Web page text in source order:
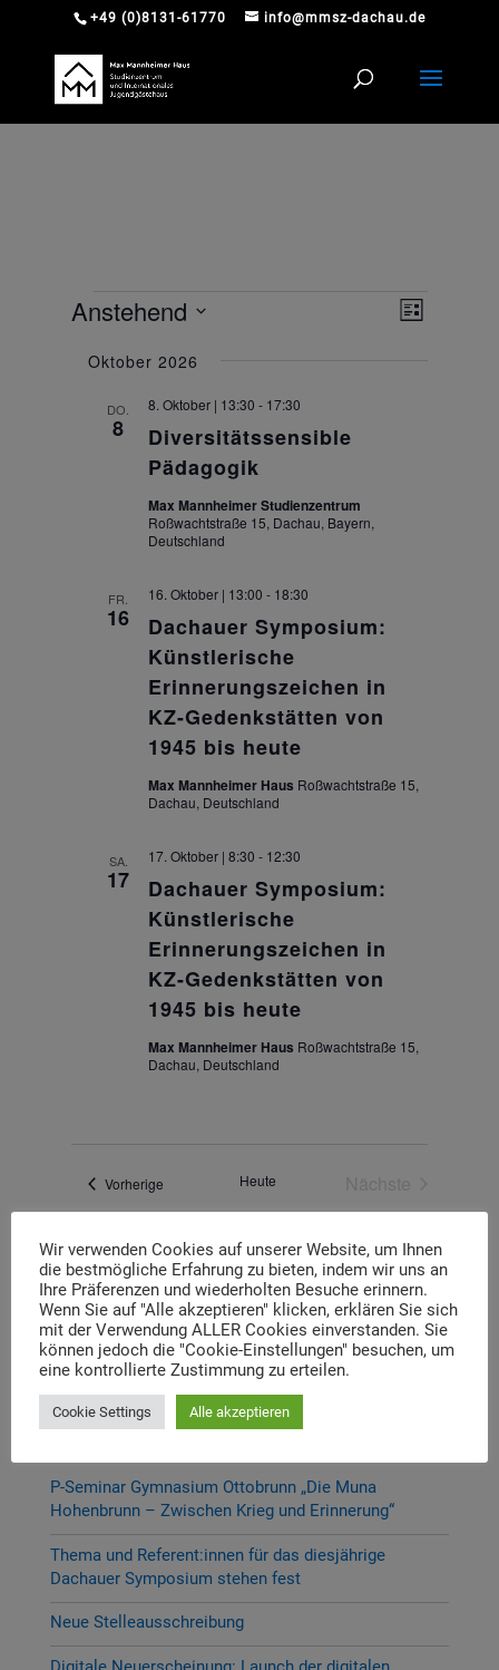
+49 (0)8131-61770 info@mmsz-dachau.de
Veranstaltungen
Liste
Anstehend
wählen.
Oktober 2026
DO.
8
Diversitätssensible
Pädagogik
8. Oktober | 13:30 - 17:30
Max Mannheimer Studienzentrum
Roßwachtstraße 15, Dachau, Bayern,
Deutschland
FR.
16
Dachauer Symposium:
Künstlerische
Erinnerungszeichen in
KZ-Gedenkstätten von
1945 bis heute
16. Oktober | 13:00 - 18:30
Max Mannheimer Haus Roßwachtstraße 15,
Dachau, Deutschland
SA.
17
Dachauer Symposium:
Künstlerische
Erinnerungszeichen in
KZ-Gedenkstätten von
1945 bis heute
17. Oktober | 8:30 - 12:30
Max Mannheimer Haus Roßwachtstraße 15,
Dachau, Deutschland
Vorherige Veranstaltungen
Heute
Kalender abonnieren
P-Seminar Gymnasium Ottobrunn „Die Muna
Hohenbrunn – Zwischen Krieg und Erinnerung“
Thema und Referent:innen für das diesjährige
Dachauer Symposium stehen fest
Neue Stelleausschreibung
Wir verwenden Cookies auf unserer Website, um Ihnen
die bestmögliche Erfahrung zu bieten, indem wir uns an
Ihre Präferenzen und wiederholten Besuche erinnern.
Wenn Sie auf "Alle akzeptieren" klicken, erklären Sie sich
mit der Verwendung ALLER Cookies einverstanden. Sie
können jedoch die "Cookie-Einstellungen" besuchen, um
eine kontrollierte Zustimmung zu erteilen.
Cookie Settings Alle akzeptieren